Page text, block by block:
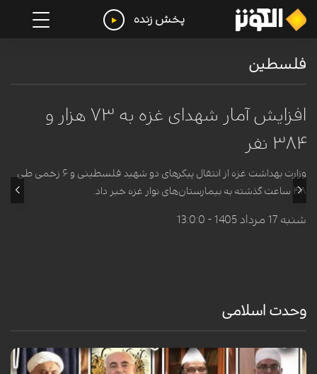
پخش زنده
فلسطین
افزایش آمار شهدای غزه به ۷۳ هزار و
۳۸۴ نفر
وزارت بهداشت غزه از انتقال پیکر‌های دو شهید فلسطینی و ۶ زخمی طی
۴۸ ساعت گذشته به بیمارستان‌های نوار غزه خبر داد.
شنبه 17 مرداد 1405 - 13:0:0
وحدت اسلامی